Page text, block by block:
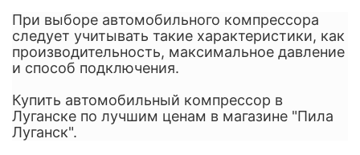
При выборе автомобильного компрессора
следует учитывать такие характеристики, как
производительность, максимальное давление
и способ подключения.
Купить автомобильный компрессор в
Луганске по лучшим ценам в магазине "Пила
Луганск".